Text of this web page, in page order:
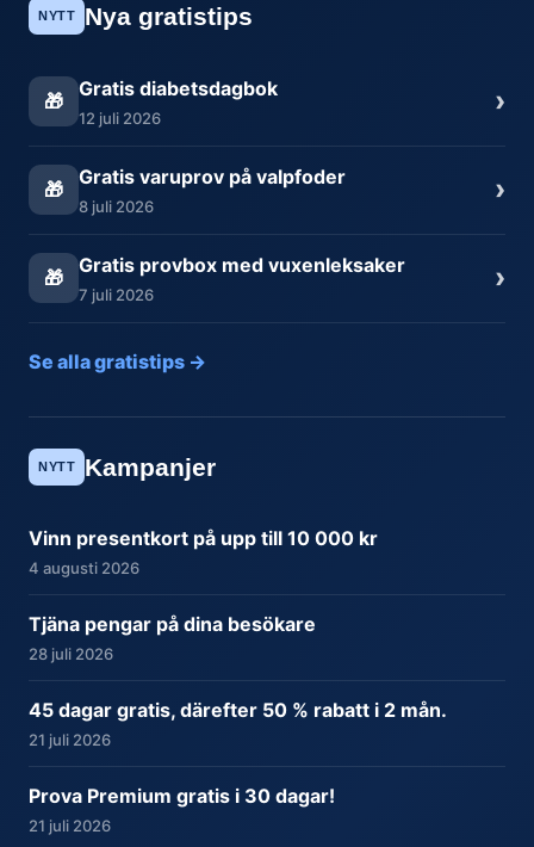
NYTT Nya gratistips
🎁
Gratis diabetsdagbok
12 juli 2026 ›
🎁
Gratis varuprov på valpfoder
8 juli 2026 ›
🎁
Gratis provbox med vuxenleksaker
7 juli 2026 ›
Se alla gratistips →
NYTT Kampanjer
Vinn presentkort på upp till 10 000 kr
4 augusti 2026
Tjäna pengar på dina besökare
28 juli 2026
45 dagar gratis, därefter 50 % rabatt i 2 mån.
21 juli 2026
Prova Premium gratis i 30 dagar!
21 juli 2026